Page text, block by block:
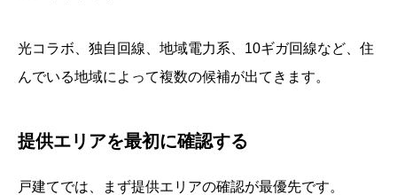
光コラボ、独自回線、地域電力系、10ギガ回線など、住
んでいる地域によって複数の候補が出てきます。
提供エリアを最初に確認する
戸建てでは、まず提供エリアの確認が最優先です。